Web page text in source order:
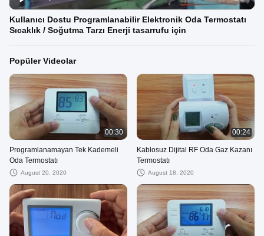
Kullanıcı Dostu Programlanabilir Elektronik Oda Termostatı
Sıcaklık / Soğutma Tarzı Enerji tasarrufu için
Popüler Videolar
00:30
Programlanamayan Tek Kademeli
Oda Termostatı
August 20, 2020
00:24
Kablosuz Dijital RF Oda Gaz Kazanı
Termostatı
August 18, 2020